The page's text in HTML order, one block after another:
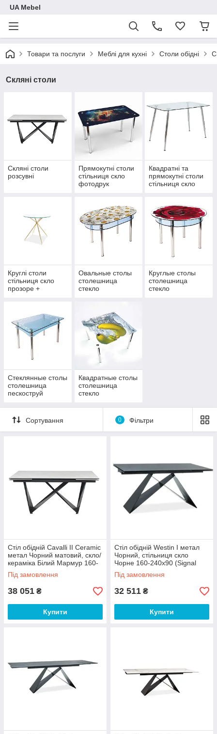
UA Mebel
Товари та послуги Меблі для кухні Столи обідні
Скляні столи
Скляні столи
розсувні
Прямокутні столи
стільниця скло
фотодрук
Квадратні та
прямокутні столи
стільниця скло
Круглі столи
стільниця скло
прозоре +
Овальные столы
столешница
стекло
Круглые столы
столешница
стекло
Стеклянные столы
столешница
пескоструй
Квадратные столы
столешница
стекло
Сортування 0 Фільтри
Стіл обідній Cavalli II Ceramic
метал Чорний матовий, скло/
кераміка Білий Мармур 160-
240х90 (SignalTM)
Під замовлення
38 051 ₴
Купити
Стіл обідній Westin I метал
Чорний, стільниця скло
Чорне 160-240х90 (Signal
ТМ)
Під замовлення
32 511 ₴
Купити